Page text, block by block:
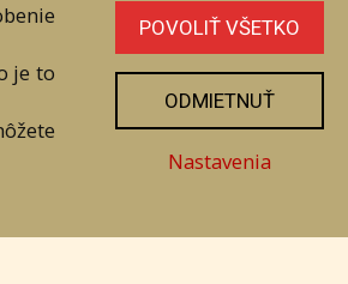
je to
POVOLIŤ VŠETKO
ODMIETNUŤ
Nastavenia